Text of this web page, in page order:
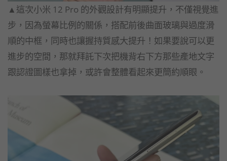
▲這次小米 12 Pro 的外觀設計有明顯提升，不僅視覺進
步，因為螢幕比例的關係，搭配前後曲面玻璃與過度滑
順的中框，同時也讓握持質感大提升！如果要說可以更
進步的空間，那就拜託下次把機背右下方那些產地文字
跟認證圖樣也拿掉，或許會整體看起來更簡約順眼。